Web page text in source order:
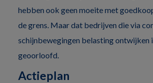
hebben ook geen moeite met
de grens. Maar dat bedrijven die via
schijnbewegingen belasting ontwijken
geoorloofd.
Actieplan